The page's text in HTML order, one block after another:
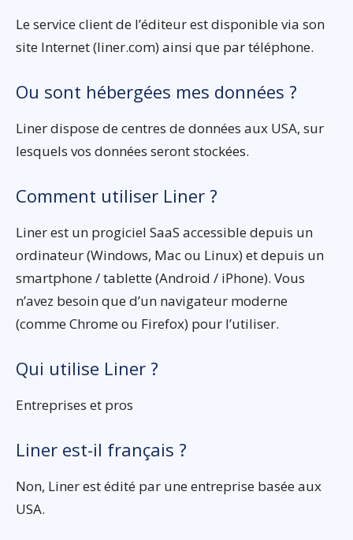
Le service client de l’éditeur est disponible via son
site Internet (liner.com) ainsi que par téléphone.
Ou sont hébergées mes données ?
Liner dispose de centres de données aux USA, sur
lesquels vos données seront stockées.
Comment utiliser Liner ?
Liner est un progiciel SaaS accessible depuis un
ordinateur (Windows, Mac ou Linux) et depuis un
smartphone / tablette (Android / iPhone). Vous
n’avez besoin que d’un navigateur moderne
(comme Chrome ou Firefox) pour l’utiliser.
Qui utilise Liner ?
Entreprises et pros
Liner est-il français ?
Non, Liner est édité par une entreprise basée aux
USA.